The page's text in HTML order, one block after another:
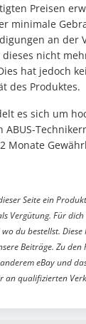
Preisen
minimale
an der
nicht
hat jedoch
des Produktes.
es sich um
Monate
Seite ein
Vergütung. Für
du bestellst.
Beiträge. Zu
eBay und
an qualifizierten